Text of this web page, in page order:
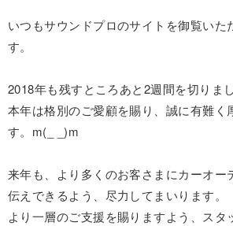
いつもサウンドプロのサイトを御覧いた
す。
2018年も残すところあと2週間を切りま
本年は格別のご愛顧を賜り、誠に有難く
す。m(_ _)m
来年も、より多くのお客さまにカーオー
伝えできるよう、尽力してまいります。
より一層のご支援を賜りますよう、スタ